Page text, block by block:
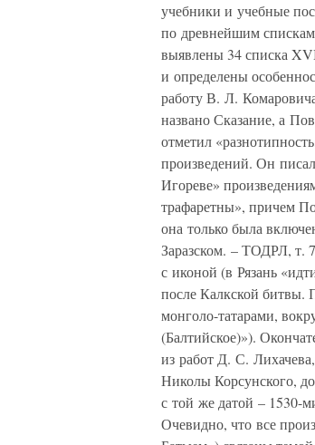
учебники и учебные
по древнейшим
выявлены 34 списка
и определены
работу В. Л.
названо Сказание, а
отметил
произведений. Он
Игореве»
трафаретны», причем
она только была
Заразском. – ТОДРЛ, т.
с иконой (в Рязань
после Калкской битвы.
монголо-татарами,
(Балтийское)»).
из работ Д. С.
Николы Корсунского,
с той же датой – 1530-
Очевидно, что все